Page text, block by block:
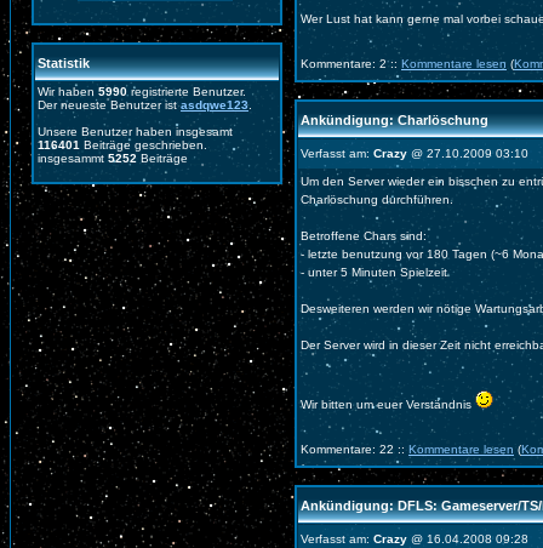
Statistik
Wir haben 5990 registrierte Benutzer.
Der neueste Benutzer istasdqwe123
Unsere Benutzer haben insgesamt
116401 Beiträge geschrieben.
insgesammt 5252 Beiträge
Wer Lust hat kann gerne mal vorbei
Kommentare: 2 :: Kommentare lesen (
Ankündigung: Charlöschung
Verfasst am: Crazy @ 27.10.2009 03:10
Um den Server wieder ein bisschen zu
Charlöschung durchführen.
Betroffene Chars sind:
- letzte benutzung vor 180 Tagen (~6
- unter 5 Minuten Spielzeit
Desweiteren werden wir nötige
Der Server wird in dieser Zeit nicht
Wir bitten um euer Verständnis
Kommentare: 22 :: Kommentare lesen (
Ankündigung: DFLS: Gameserver/TS/
Verfasst am: Crazy @ 16.04.2008 09:28